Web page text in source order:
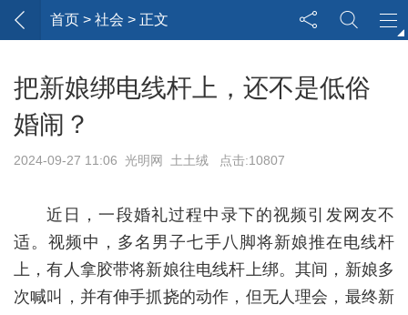
首页 > 社会 > 正文
把新娘绑电线杆上，还不是低俗
婚闹？
2024-09-27 11:06 光明网 土土绒 点击:10807
近日，一段婚礼过程中录下的视频引发网友不
适。视频中，多名男子七手八脚将新娘推在电线杆
上，有人拿胶带将新娘往电线杆上绑。其间，新娘多
次喊叫，并有伸手抓挠的动作，但无人理会，最终新